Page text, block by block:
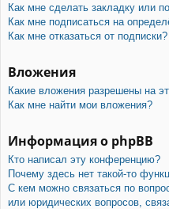
Как мне сделать закладку или
Как мне подписаться на
Как мне отказаться от подписки?
Вложения
Какие вложения разрешены на
Как мне найти мои вложения?
Информация о phpBB
Кто написал эту конференцию?
Почему здесь нет такой-то
С кем можно связаться по
или юридических вопросов,